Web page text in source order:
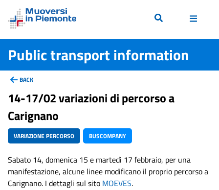
Public transport information
BACK
14-17/02 variazioni di percorso a
Carignano
VARIAZIONE PERCORSO BUSCOMPANY
Sabato 14, domenica 15 e martedì 17 febbraio, per una
manifestazione, alcune linee modificano il proprio percorso a
Carignano. I dettagli sul sito MOEVES.